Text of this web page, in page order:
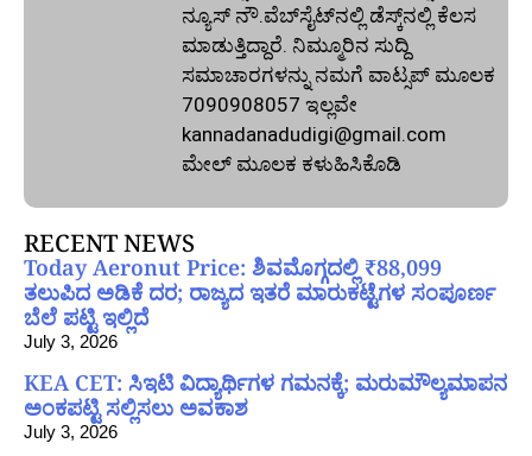
ನ್ಯೂಸ್‌ ನೌ.ವೆಬ್‌ಸೈಟ್‌ನಲ್ಲಿ ಡೆಸ್ಕ್‌ನಲ್ಲಿ ಕೆಲಸ
ಮಾಡುತ್ತಿದ್ದಾರೆ. ನಿಮ್ಮೂರಿನ ಸುದ್ದಿ
ಸಮಾಚಾರಗಳನ್ನು ನಮಗೆ ವಾಟ್ಸಪ್‌ ಮೂಲಕ
7090908057 ಇಲ್ಲವೇ
kannadanadudigi@gmail.com
ಮೇಲ್‌ ಮೂಲಕ ಕಳುಹಿಸಿಕೊಡಿ
RECENT NEWS
Today Aeronut Price: ಶಿವಮೊಗ್ಗದಲ್ಲಿ ₹88,099
ತಲುಪಿದ ಅಡಿಕೆ ದರ; ರಾಜ್ಯದ ಇತರೆ ಮಾರುಕಟ್ಟೆಗಳ ಸಂಪೂರ್ಣ
ಬೆಲೆ ಪಟ್ಟಿ ಇಲ್ಲಿದೆ
July 3, 2026
KEA CET: ಸಿಇಟಿ ವಿದ್ಯಾರ್ಥಿಗಳ ಗಮನಕ್ಕೆ; ಮರುಮೌಲ್ಯಮಾಪನ
ಅಂಕಪಟ್ಟಿ ಸಲ್ಲಿಸಲು ಅವಕಾಶ
July 3, 2026